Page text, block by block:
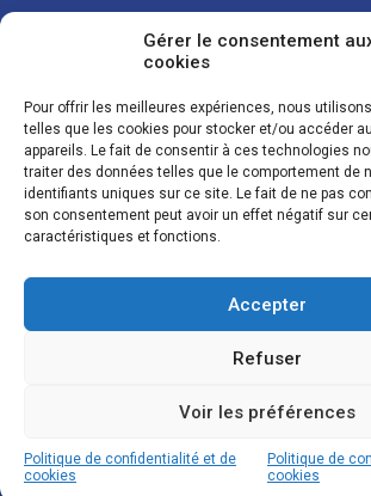
Gérer le consentement
cookies
Pour offrir les meilleures expériences, nous
telles que les cookies pour stocker et/ou accéder
appareils. Le fait de consentir à ces technologies
traiter des données telles que le comportement de
identifiants uniques sur ce site. Le fait de ne pas
son consentement peut avoir un effet négatif sur
caractéristiques et fonctions.
Accepter
Refuser
Voir les préférences
Politique de confidentialité et de
cookies
Politique de
cookies
Vos coordonnées sont uniquement utilisées
lettres d'information sur nos activités. Vous
utiliser le lien de désinscription figurant dans la
© LES NOUVELLES DE LA BOULANGERIE - Tous
Josh Digital
Mentions légales